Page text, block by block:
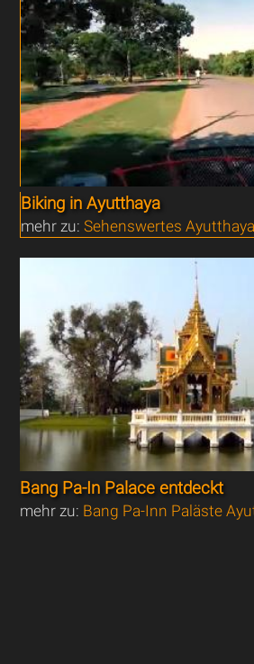
Biking in Ayutthaya
mehr zu:Sehenswertes Ayutthaya
Bang Pa-In Palace entdeckt
mehr zu: Bang Pa-Inn Paläste